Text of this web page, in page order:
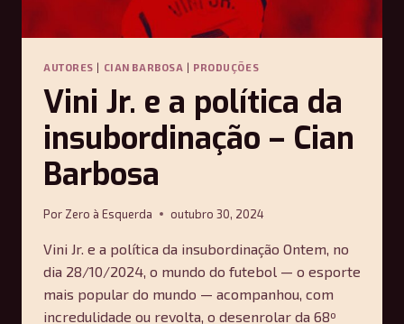
AUTORES | CIAN BARBOSA | PRODUÇÕES
Vini Jr. e a política da
insubordinação – Cian
Barbosa
Por Zero à Esquerda outubro 30, 2024
Vini Jr. e a política da insubordinação Ontem, no
dia 28/10/2024, o mundo do futebol — o esporte
mais popular do mundo — acompanhou, com
incredulidade ou revolta, o desenrolar da 68º